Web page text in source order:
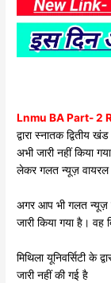
Lnmu BA Part- 2
द्वारा स्नातक द्वितीय
अभी जारी नहीं किया
लेकर गलत न्यूज़ वायरल
अगर आप भी गलत न्यूज़
जारी किया गया है।
मिथिला यूनिवर्सिटी के
जारी नहीं की गई है